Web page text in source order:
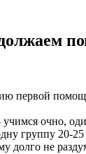
первой
очно,
группу 20-
долго не